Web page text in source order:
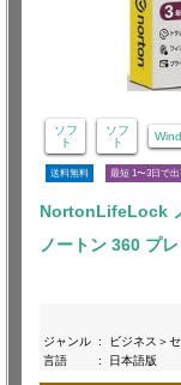
ソフ
ト
ソフ
ト
送料無料 最短 1〜3日で
NortonLifeLock
ノートン 360 プ
ジャンル :
ビジネス＞
言語
: 日本語版